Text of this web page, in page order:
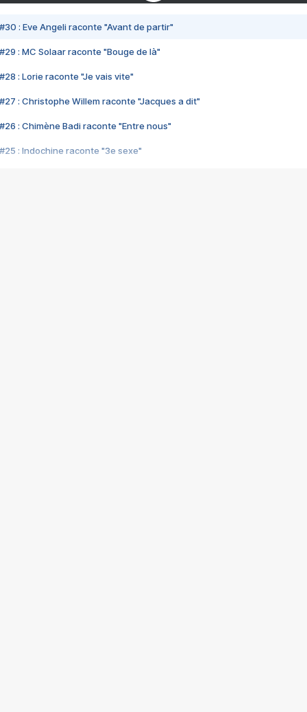
#30 : Eve Angeli raconte "Avant de partir"
#29 : MC Solaar raconte "Bouge de là"
#28 : Lorie raconte "Je vais vite"
#27 : Christophe Willem raconte "Jacques a dit"
#26 : Chimène Badi raconte "Entre nous"
#25 : Indochine raconte "3e sexe"